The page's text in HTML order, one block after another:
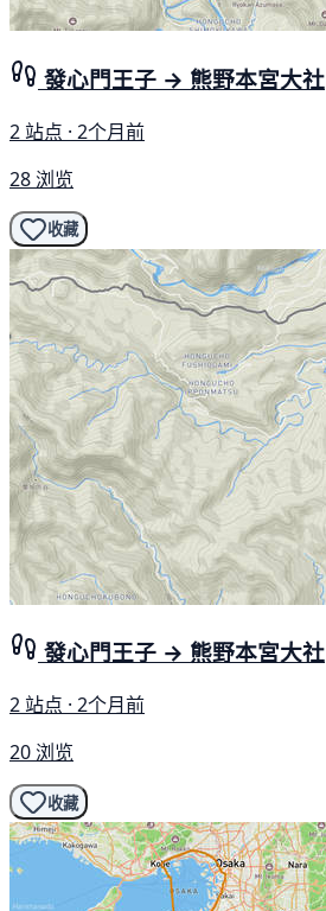
發心門王子 → 熊野本宮大社
2 站点 · 2个月前
28 浏览
收藏
發心門王子 → 熊野本宮大社
2 站点 · 2个月前
20 浏览
收藏